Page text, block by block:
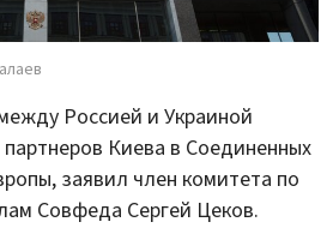
Россией и Украиной
Киева в Соединенных
заявил член комитета по
Совфеда Сергей Цеков.